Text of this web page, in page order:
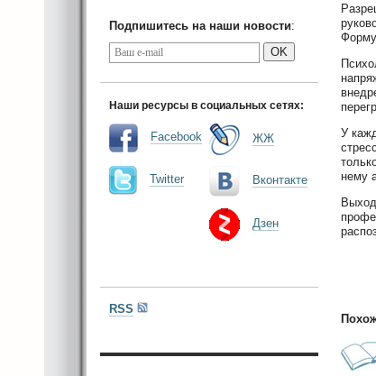
У
нему
Подпишитесь на наши новости:
OK
Наши ресурсы в социальных сетях:
Facebook
Twitter
ЖЖ
Вконтакте
Дзен
RSS